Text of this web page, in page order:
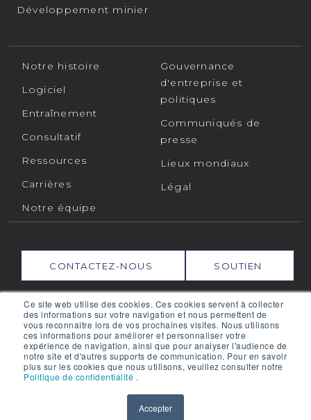
Ce site web utilise des cookies. Ces cookies servent à collecter
des informations sur votre navigation et nous permettent de
vous reconnaître lors de vos prochaines visites. Nous utilisons
ces informations pour améliorer et personnaliser votre
expérience de navigation, ainsi que pour analyser l'audience de
notre site et d'autres supports de communication. Pour en savoir
plus sur les cookies que nous utilisons, veuillez consulter notre
Politique de confidentialité .
Accepter
Développement minier
Notre histoire
Logiciel
Entraînement
Consultatif
Ressources
Carrières
Notre équipe
Gouvernance
d'entreprise et
politiques
Communiqués de
presse
Lieux mondiaux
Légal
CONTACTEZ-NOUS SOUTIEN
Suivez-nous sur :
RPMGLOBAL HOLDINGS PTY LTD. (RPMGLOBAL) ACN :
010 672 321 (RPMGlobal) © 2026 RPMGlobal
Politique de confidentialité de RPM